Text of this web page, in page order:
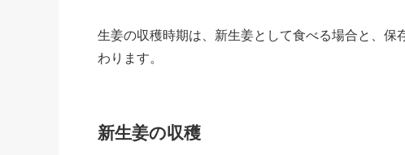
生姜の収穫時期は、新生姜として食べる場合と、
わります。
新生姜の収穫